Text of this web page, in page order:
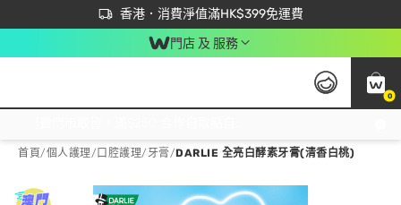
香港．消費淨值滿HK$399免運費
立即成為易賞錢會員盡享獨家優惠
首次APP下單買滿$450 輸入 NEWAPP 即減$50
門店 及 服務
0
首頁/個人護理/ 口腔護理/牙膏/DARLIE 全亮白酵素牙膏(清香白桃)